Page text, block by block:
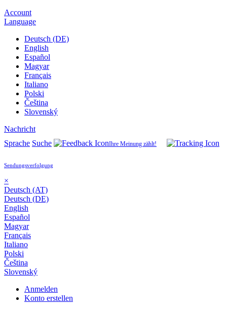
Account
Language
Deutsch (DE)
English
Español
Magyar
Français
Italiano
Polski
Čeština
Slovenský
Nachricht
Sprache Suche Ihre Meinung zählt!
Sendungsverfolgung
×
Deutsch (AT)
Deutsch (DE)
English
Español
Magyar
Français
Italiano
Polski
Čeština
Slovenský
Anmelden
Konto erstellen